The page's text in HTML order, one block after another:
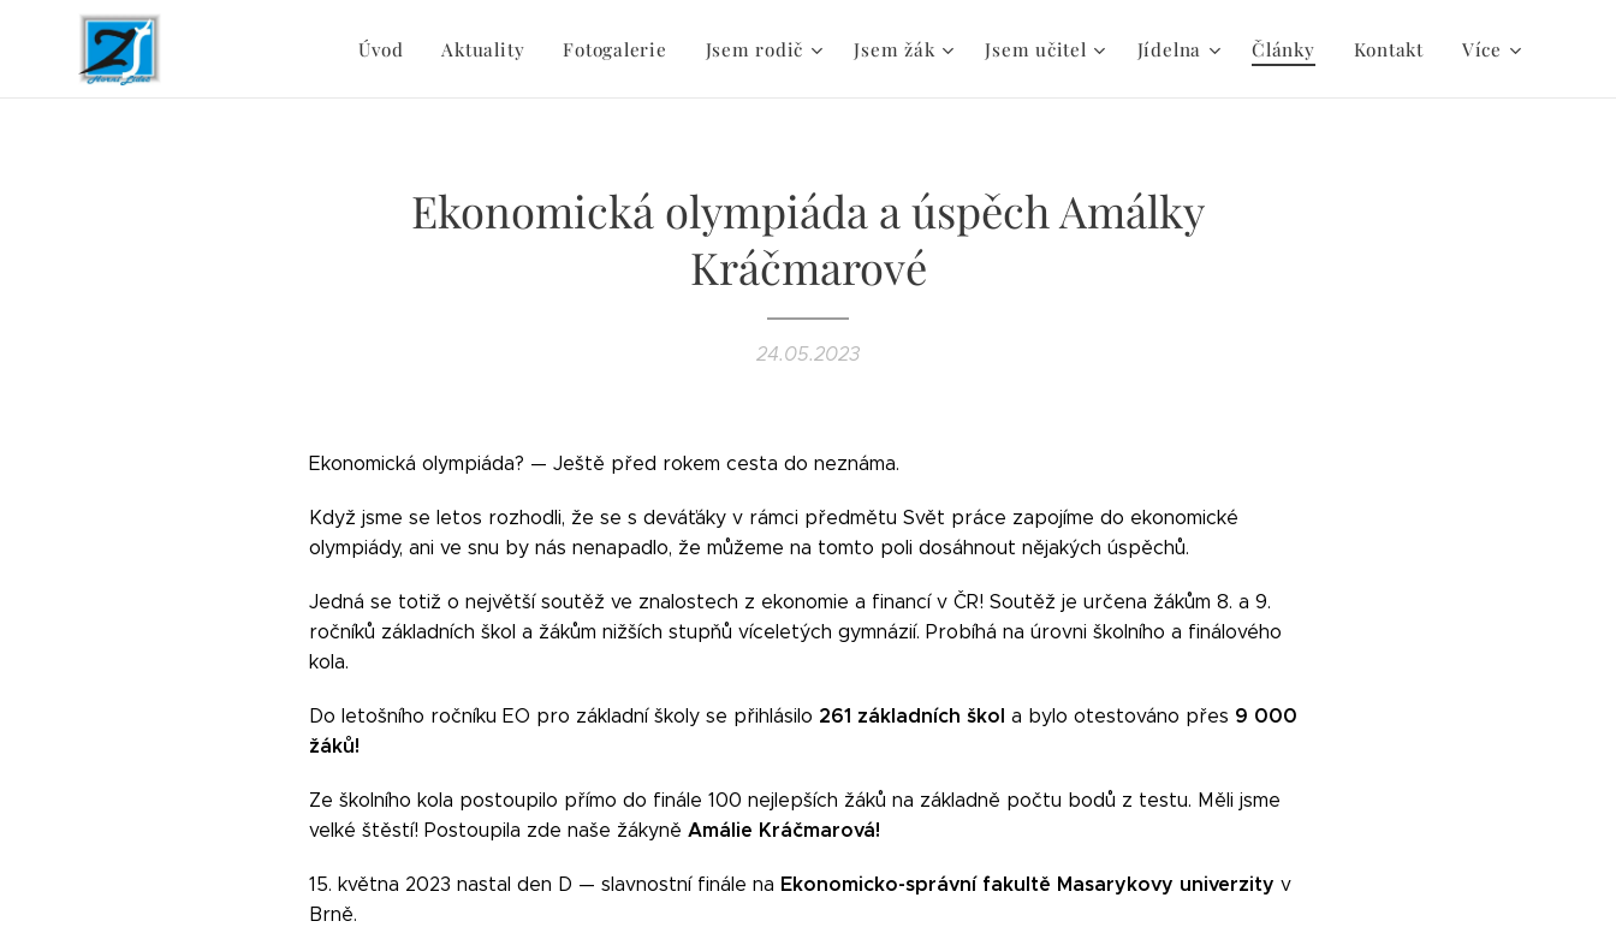
Úvod Aktuality Fotogalerie Jsem rodič Jsem žák Jsem učitel Jídelna Články Kontakt Více
Ekonomická olympiáda a úspěch Amálky
Kráčmarové
24.05.2023
Ekonomická olympiáda? — Ještě před rokem cesta do neznáma.
Když jsme se letos rozhodli, že se s deváťáky v rámci předmětu Svět práce zapojíme do ekonomické
olympiády, ani ve snu by nás nenapadlo, že můžeme na tomto poli dosáhnout nějakých úspěchů.
Jedná se totiž o největší soutěž ve znalostech z ekonomie a financí v ČR! Soutěž je určena žákům 8. a 9.
ročníků základních škol a žákům nižších stupňů víceletých gymnázií. Probíhá na úrovni školního a finálového
kola.
Do letošního ročníku EO pro základní školy se přihlásilo 261 základních škol a bylo otestováno přes 9 000
žáků!
Ze školního kola postoupilo přímo do finále 100 nejlepších žáků na základně počtu bodů z testu. Měli jsme
velké štěstí! Postoupila zde naše žákyně Amálie Kráčmarová!
15. května 2023 nastal den D — slavnostní finále na Ekonomicko-správní fakultě Masarykovy univerzity v
Brně.